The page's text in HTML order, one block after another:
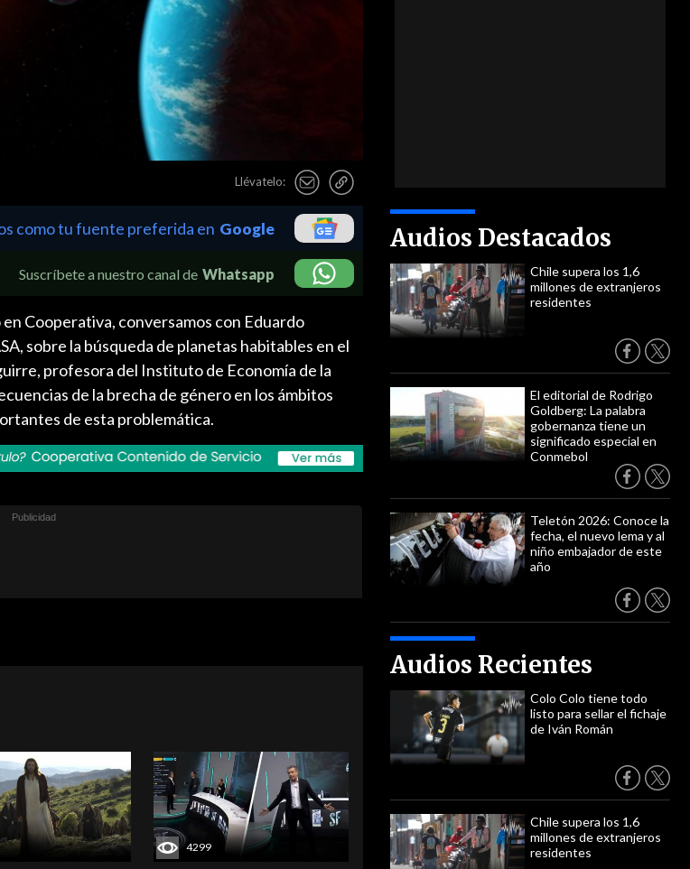
Llévatelo:
Audios Destacados
Chile supera los 1,6
millones de extranjeros
residentes
El editorial de Rodrigo
Goldberg: La palabra
gobernanza tiene un
significado especial en
Conmebol
Teletón 2026: Conoce la
fecha, el nuevo lema y al
niño embajador de este
año
Audios Recientes
Colo Colo tiene todo
listo para sellar el fichaje
de Iván Román
Chile supera los 1,6
millones de extranjeros
residentes
como tu fuente preferida en Google
Suscríbete a nuestro canal de Whatsapp
Cooperativa, conversamos con Eduardo
sobre la búsqueda de planetas habitables en el
profesora del Instituto de Economía de la
de la brecha de género en los ámbitos
de esta problemática.
4299